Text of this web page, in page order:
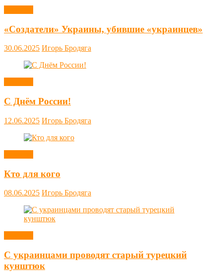
«Создатели» Украины, убившие «украинцев»
30.06.2025 Игорь Бродяга
С Днём России!
12.06.2025 Игорь Бродяга
Кто для кого
08.06.2025 Игорь Бродяга
С украинцами проводят старый турецкий
кунштюк